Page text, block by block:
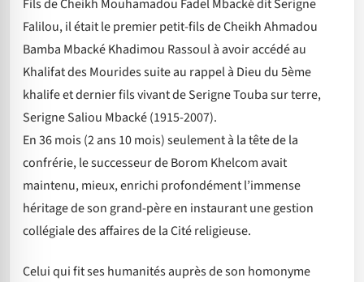
Fils de Cheikh Mouhamadou Fadel Mbacké dit Serigne
Falilou, il était le premier petit-fils de Cheikh Ahmadou
Bamba Mbacké Khadimou Rassoul à avoir accédé au
Khalifat des Mourides suite au rappel à Dieu du 5ème
khalife et dernier fils vivant de Serigne Touba sur terre,
Serigne Saliou Mbacké (1915-2007).
En 36 mois (2 ans 10 mois) seulement à la tête de la
confrérie, le successeur de Borom Khelcom avait
maintenu, mieux, enrichi profondément l’immense
héritage de son grand-père en instaurant une gestion
collégiale des affaires de la Cité religieuse.
Celui qui fit ses humanités auprès de son homonyme